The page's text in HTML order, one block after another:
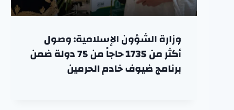
وزارة الشؤون الإسلامية: وصول
أكثر من 1735 حاجاً من 75 دولة ضمن
برنامج ضيوف خادم الحرمين